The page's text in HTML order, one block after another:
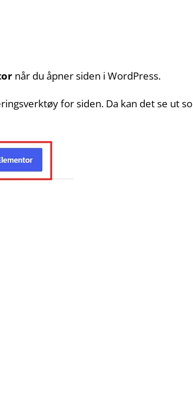
når du åpner siden i WordPress.
for siden. Da kan det se ut